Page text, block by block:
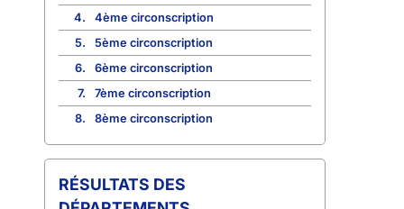
4.
4ème circonscription
5.
5ème circonscription
6.
6ème circonscription
7.
7ème circonscription
8.
8ème circonscription
RÉSULTATS DES